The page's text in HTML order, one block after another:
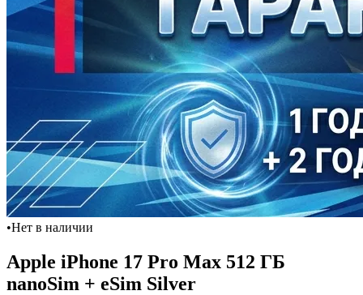
•Нет в наличии
Apple iPhone 17 Pro Max 512 ГБ
nanoSim + eSim Silver